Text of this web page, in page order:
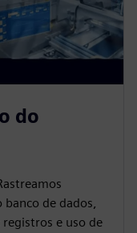
do
de dados,
e uso de